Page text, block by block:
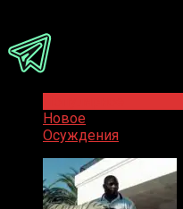
Новое
Осуждения